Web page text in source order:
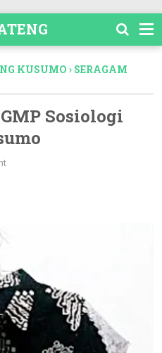
KUSUMO › SERAGAM
Sosiologi